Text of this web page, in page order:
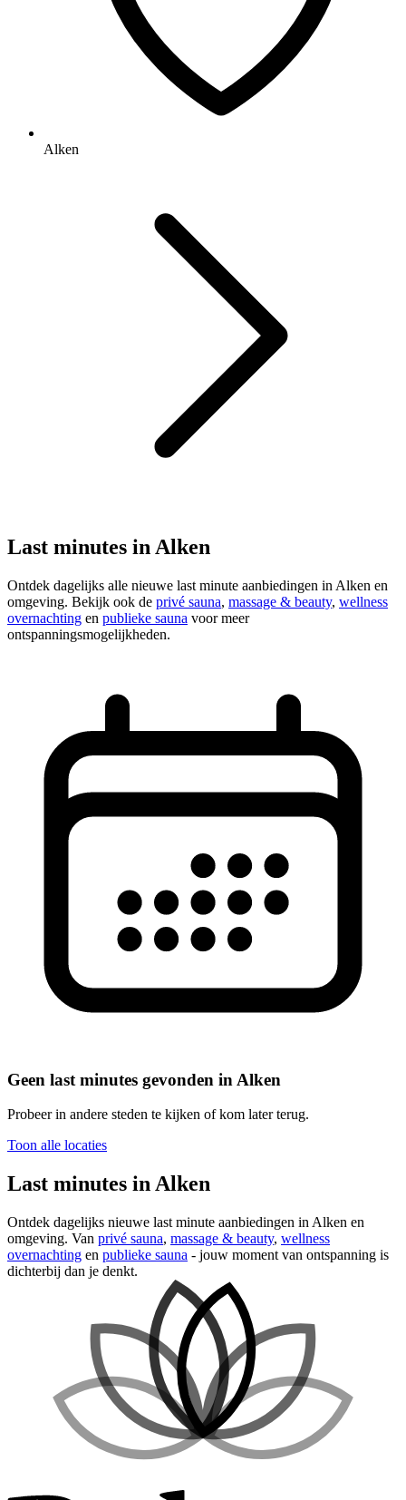
Alken
Last minutes in Alken
Ontdek dagelijks alle nieuwe last minute aanbiedingen in Alken en
omgeving. Bekijk ook de privé sauna, massage & beauty, wellness
overnachting en publieke sauna voor meer
ontspanningsmogelijkheden.
Geen last minutes gevonden in Alken
Probeer in andere steden te kijken of kom later terug.
Toon alle locaties
Last minutes in Alken
Ontdek dagelijks nieuwe last minute aanbiedingen in Alken en
omgeving. Van privé sauna, massage & beauty, wellness
overnachting en publieke sauna - jouw moment van ontspanning is
dichterbij dan je denkt.